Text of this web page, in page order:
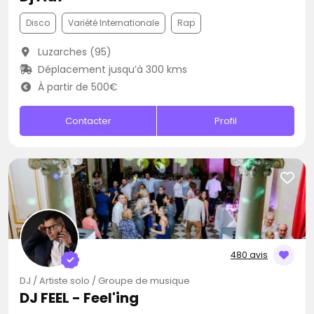
Disco Variété Internationale Rap
Luzarches (95)
Déplacement jusqu’à 300 kms
À partir de 500€
Contacter Profil
480 avis
DJ / Artiste solo / Groupe de musique
DJ FEEL - Feel'ing